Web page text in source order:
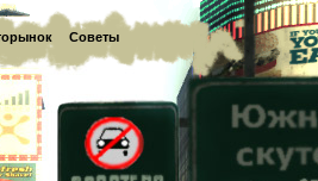
Советы